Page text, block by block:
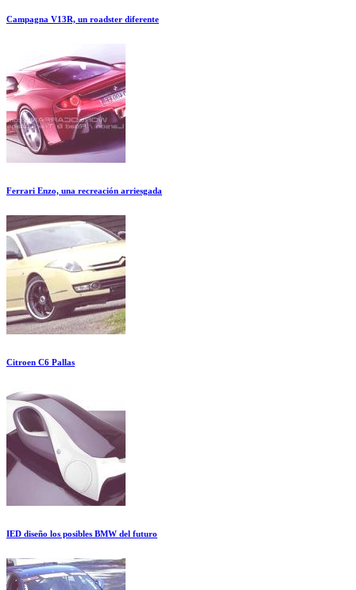
Campagna V13R, un roadster diferente
Ferrari Enzo, una recreación arriesgada
Citroen C6 Pallas
IED diseño los posibles BMW del futuro